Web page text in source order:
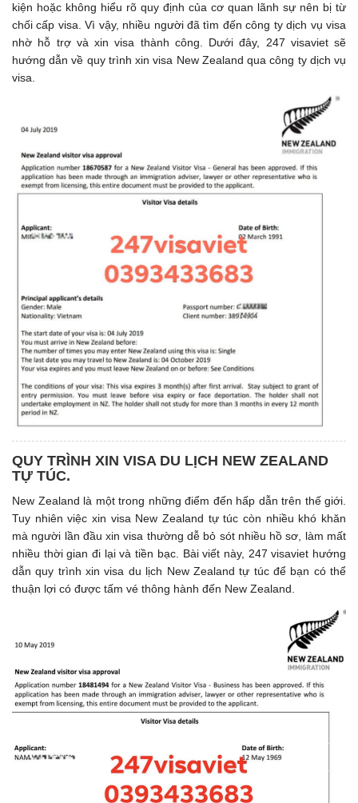
kiện hoặc không hiểu rõ quy định của cơ quan lãnh sự nên bị từ
chối cấp visa. Vì vậy, nhiều người đã tìm đến công ty dịch vụ visa
nhờ hỗ trợ và xin visa thành công. Dưới đây, 247 visaviet sẽ
hướng dẫn về quy trình xin visa New Zealand qua công ty dịch vụ
visa.
QUY TRÌNH XIN VISA DU LỊCH NEW ZEALAND
TỰ TÚC.
New Zealand là một trong những điểm đến hấp dẫn trên thế giới.
Tuy nhiên việc xin visa New Zealand tự túc còn nhiều khó khăn
mà người lần đầu xin visa thường dễ bỏ sót nhiều hồ sơ, làm mất
nhiều thời gian đi lại và tiền bạc. Bài viết này, 247 visaviet hướng
dẫn quy trình xin visa du lịch New Zealand tự túc để bạn có thể
thuận lợi có được tấm vé thông hành đến New Zealand.